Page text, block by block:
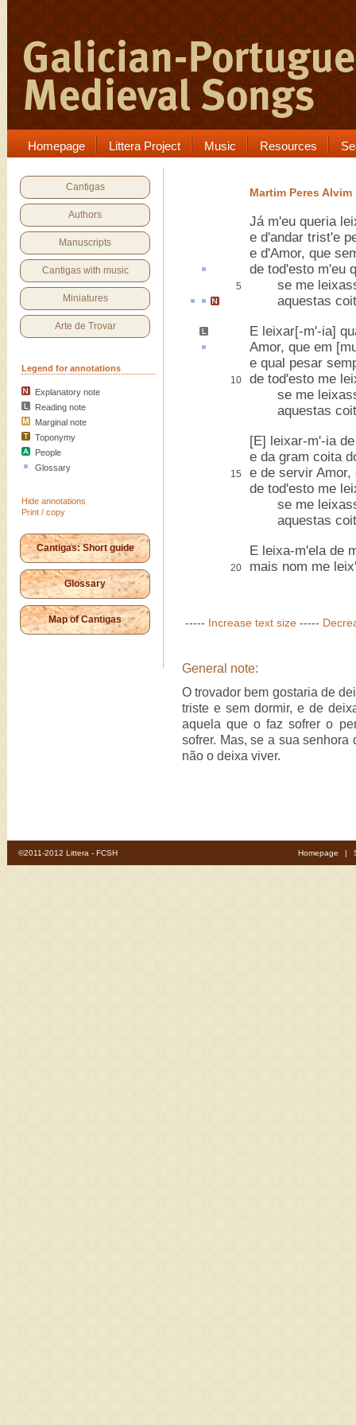
Homepage Littera Project Music Resources
Cantigas
Authors
Manuscripts
Cantigas with music
Miniatures
Arte de Trovar
Legend for annotations
Explanatory note
Reading note
Marginal note
Toponymy
People
Glossary
Hide annotations
Print / copy
Cantigas: Short guide
Glossary
Map of Cantigas
Martim Peres Alvim
Já m'eu queria
e d'andar trist'e
e d'Amor, que
de tod'esto m'eu
5
se me
aquestas
E leixar[-m'-ia]
Amor, que em
e qual pesar
10
de tod'esto me
se me
aquestas
[E] leixar-m'-ia
e da gram coita
15
e de servir
de tod'esto me
se me
aquestas
E leixa-m'ela de
20 mais nom me
----- Increase text size -----
General note:
O trovador bem gostaria de
triste e sem dormir, e de
aquela que o faz sofrer o
sofrer. Mas, se a sua
não o deixa viver.
©2011-2012 Littera - FCSH Homepage |